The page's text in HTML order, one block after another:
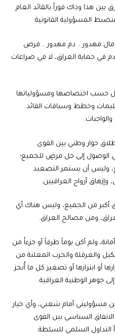
هذا وذاك فوراً بالقائد العام
المسؤولية القانونية.
مهدور .. دم مهدور .. فرص
في حماية العراق، لا في صراعات
حسب اختصاصها ومسؤولياتها
وخطط وسياقات القائد
حوار وطني بين القوى
الوصول إلى حل مرضٍ للجميع؛
وليس أن يستمر التصعيد
أرواح العراقيين.
أكبر من الجميع، وليس هناك أي
ومن مصالح العراق.
ولم أكن يوماً طرفاً أو جزءاُ من
والعرقلة والحرب المعلنة من
أو ابتزازها أو تصغير كل ما أُنجز
جوهر الوطنية العراقية.
مسؤوليتي أمام شعبي، وأي خيار
السياسي بين القوى
التداول السلمي للسلطة.